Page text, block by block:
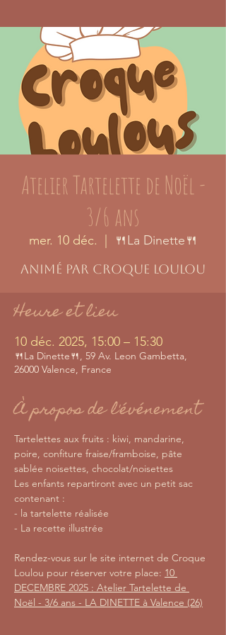
Atelier Tartelette de Noël -
3/6 ans
mer. 10 déc. 🍴La Dinette🍴
Animé par Croque Loulou
Heure et lieu
10 déc. 2025, 15:00 – 15:30
🍴La Dinette🍴, 59 Av. Leon Gambetta,
26000 Valence, France
À propos de l'événement
Tartelettes aux fruits : kiwi, mandarine,
poire, confiture fraise/framboise, pâte
sablée noisettes, chocolat/noisettes
Les enfants repartiront avec un petit sac
contenant :
- la tartelette réalisée
- La recette illustrée
Rendez-vous sur le site internet de Croque
Loulou pour réserver votre place: 10
DECEMBRE 2025 : Atelier Tartelette de
Noël - 3/6 ans - LA DINETTE à Valence (26)